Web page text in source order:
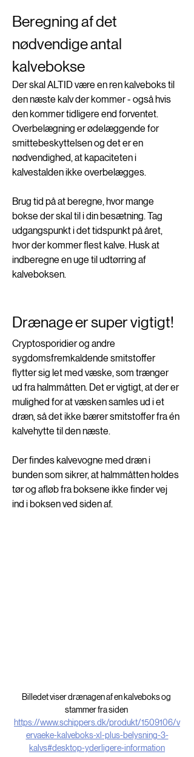
Beregning af det
nødvendige antal
kalvebokse
Der skal ALTID være en ren kalveboks til
den næste kalv der kommer - også hvis
den kommer tidligere end forventet.
Overbelægning er ødelæggende for
smittebeskyttelsen og det er en
nødvendighed, at kapaciteten i
kalvestalden ikke overbelægges.
Brug tid på at beregne, hvor mange
bokse der skal til i din besætning. Tag
udgangspunkt i det tidspunkt på året,
hvor der kommer flest kalve. Husk at
indberegne en uge til udtørring af
kalveboksen.
Drænage er super vigtigt!
Cryptosporidier og andre
sygdomsfremkaldende smitstoffer
flytter sig let med væske, som trænger
ud fra halmmåtten. Det er vigtigt, at der er
mulighed for at væsken samles ud i et
dræn, så det ikke bærer smitstoffer fra én
kalvehytte til den næste.
Der findes kalvevogne med dræn i
bunden som sikrer, at halmmåtten holdes
tør og afløb fra boksene ikke finder vej
ind i boksen ved siden af.
Billedet viser drænagen af en kalveboks og
stammer fra siden
https://www.schippers.dk/produkt/1509106/v
ervaeke-kalveboks-xl-plus-belysning-3-
kalvs#desktop-yderligere-information